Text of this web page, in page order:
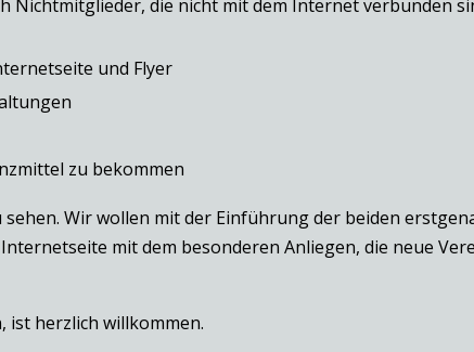
Nichtmitglieder, die nicht mit dem Internet verbunden
und Flyer
zu bekommen
Wir wollen mit der Einführung der beiden
mit dem besonderen Anliegen, die neue
ist herzlich willkommen.